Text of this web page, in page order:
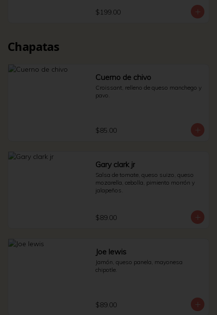
$199.00
Chapatas
Cuerno de chivo
Croissant, relleno de queso manchego y
pavo.
$85.00
Gary clark jr
Salsa de tomate, queso suizo, queso
mozarella, cebolla, pimiento morrón y
jalapeños.
$89.00
Joe lewis
Jamón, queso panela, mayonesa
chipotle.
$89.00